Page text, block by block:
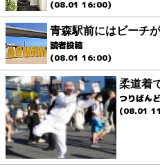
(08.01 16:00)
青森駅前にはビーチ
読者投稿
(08.01 16:00)
柔道着
つりばん
(08.01